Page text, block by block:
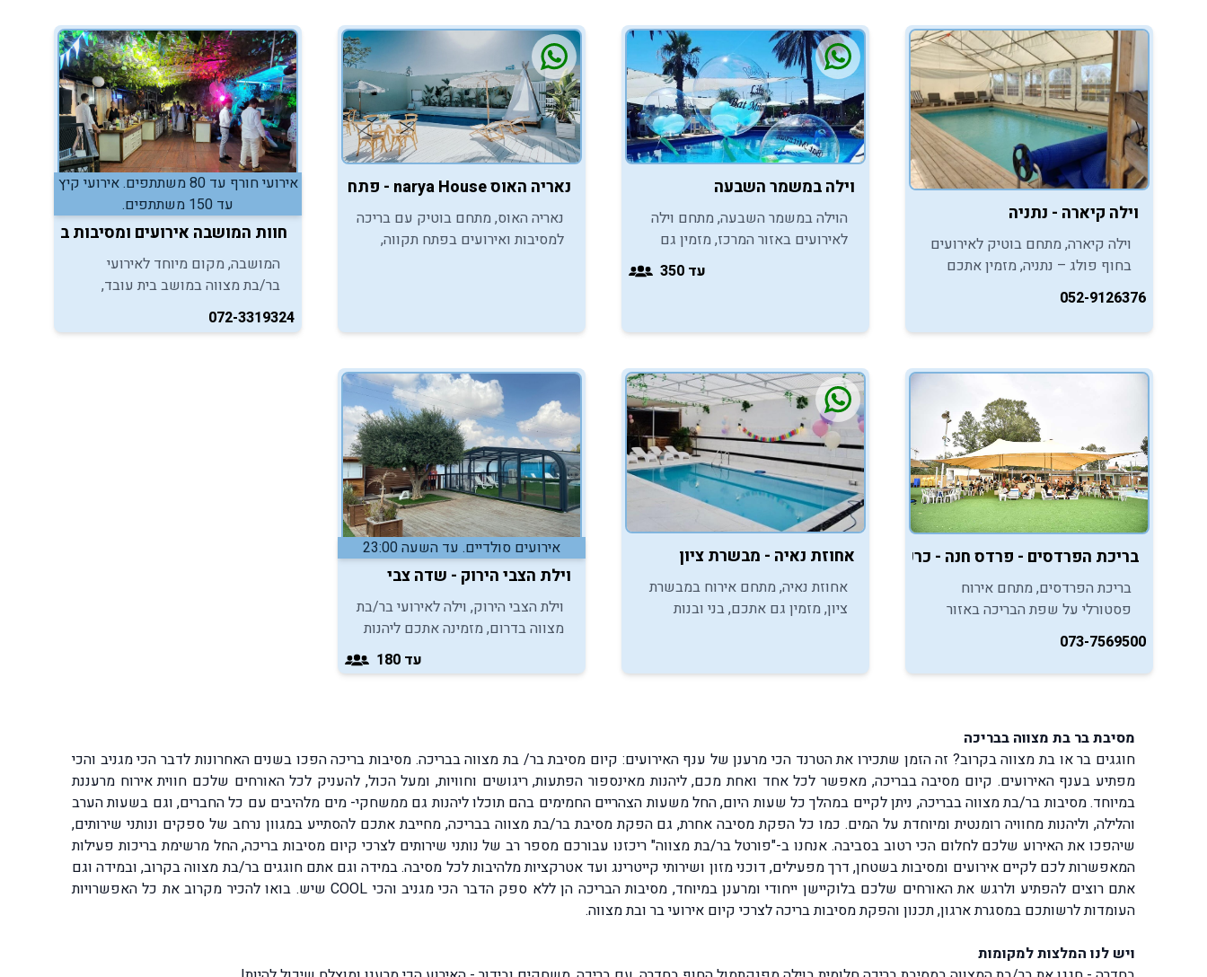
וילה קיארה - נתניה
וילה קיארה, מתחם בוטיק לאירועים
בחוף פולג – נתניה, מזמין אתכם
ליהנות מאווירת אירוח מושלמת
לילדיכם.
052-9126376
וילה במשמר השבעה
הוילה במשמר השבעה, מתחם וילה
לאירועים באזור המרכז, מזמין גם
אתכם ליהנות מהמקום המושלם
עד 350
נאריה האוס narya House - פתח תקווה
נאריה האוס, מתחם בוטיק עם בריכה
למסיבות ואירועים בפתח תקווה,
אירועי חורף עד 80 משתתפים. אירועי קיץ
עד 150 משתתפים.
חוות המושבה אירועים ומסיבות בריכה -
המושבה, מקום מיוחד לאירועי
בר/בת מצווה במושב בית עובד,
מזמין גם אתכם ליהנות מאירועים
מרגשים באווירה משפחתית ונעימה
072-3319324
בריכת הפרדסים - פרדס חנה - כרכור
בריכת הפרדסים, מתחם אירוח
פסטורלי על שפת הבריכה באזור
המרכז, מזמין אתכם ליהנות מאירועי
צהריים או ערב במסגרת חגיגות
בר/בת המצווה.
073-7569500
אחוזת נאיה - מבשרת ציון
אחוזת נאיה, מתחם אירוח במבשרת
ציון, מזמין גם אתכם, בני ובנות
בר/בת המצווה.
אירועים סולדיים. עד השעה 23:00
וילת הצבי הירוק - שדה צבי
וילת הצבי הירוק, וילה לאירועי בר/בת
מצווה בדרום, מזמינה אתכם ליהנות
מהמקום הנכון לאירוח מסיבות
ואירועי בר/בת מצווה, באווירה כיפית
עד 180
מסיבת בר בת מצווה בבריכה
חוגגים בר או בת מצווה בקרוב? זה הזמן שתכירו את הטרנד הכי מרענן של ענף האירועים: קיום מסיבת בר/ בת מצווה בבריכה. מסיבות בריכה הפכו בשנים האחרונות לדבר הכי מגניב והכי
מפתיע בענף האירועים. קיום מסיבה בבריכה, מאפשר לכל אחד ואחת מכם, ליהנות מאינספור הפתעות, ריגושים וחוויות, ומעל הכול, להעניק לכל האורחים שלכם חווית אירוח מרעננת
במיוחד. מסיבות בר/בת מצווה בבריכה, ניתן לקיים במהלך כל שעות היום, החל משעות הצהריים החמימים בהם תוכלו ליהנות גם ממשחקי- מים מלהיבים עם כל החברים, וגם בשעות הערב
והלילה, וליהנות מחוויה רומנטית ומיוחדת על המים. כמו כל הפקת מסיבה אחרת, גם הפקת מסיבת בר/בת מצווה בבריכה, מחייבת אתכם להסתייע במגוון נרחב של ספקים ונותני שירותים,
שיהפכו את האירוע שלכם לחלום הכי רטוב בסביבה. אנחנו ב-"פורטל בר/בת מצווה" ריכזנו עבורכם מספר רב של נותני שירותים לצרכי קיום מסיבות בריכה, החל מרשימת בריכות פעילות
המאפשרות לכם לקיים אירועים ומסיבות בשטחן, דרך מפעילים, דוכני מזון ושירותי קייטרינג ועד אטרקציות מלהיבות לכל מסיבה. במידה וגם אתם חוגגים בר/בת מצווה בקרוב, ובמידה וגם
אתם רוצים להפתיע ולרגש את האורחים שלכם בלוקיישן ייחודי ומרענן במיוחד, מסיבות הבריכה הן ללא ספק הדבר הכי מגניב והכי COOL שיש. בואו להכיר מקרוב את כל האפשרויות
העומדות לרשותכם במסגרת ארגון, תכנון והפקת מסיבות בריכה לצרכי קיום אירועי בר ובת מצווה.
ויש לנו המלצות למקומות